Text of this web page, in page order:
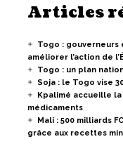
Articles
Togo :
améliorer l’action de
Togo : un plan
Soja : le Togo vise
Kpalimé accueille
médicaments
Mali : 500 milliards
grâce aux recettes